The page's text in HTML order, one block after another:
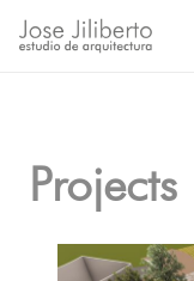
Projects